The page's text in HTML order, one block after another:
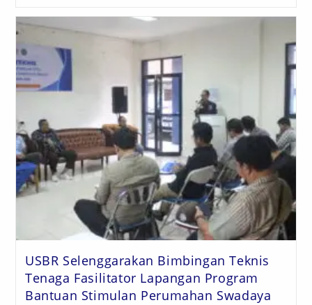
USBR Selenggarakan Bimbingan Teknis
Tenaga Fasilitator Lapangan Program
Bantuan Stimulan Perumahan Swadaya